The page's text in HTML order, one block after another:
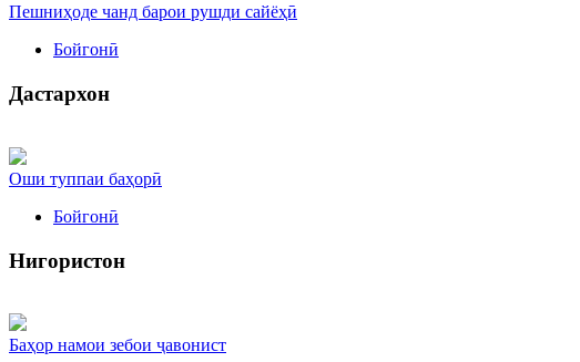
Пешниҳоде чанд барои рушди сайёҳӣ
Бойгонӣ
Дастархон
Оши туппаи баҳорӣ
Бойгонӣ
Нигористон
Баҳор намои зебои ҷавонист